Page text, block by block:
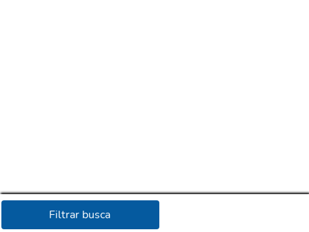
Filtrar busca